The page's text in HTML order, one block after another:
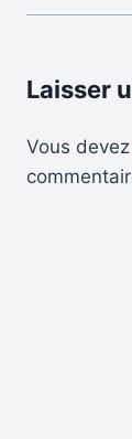
Laisser
Vous devez